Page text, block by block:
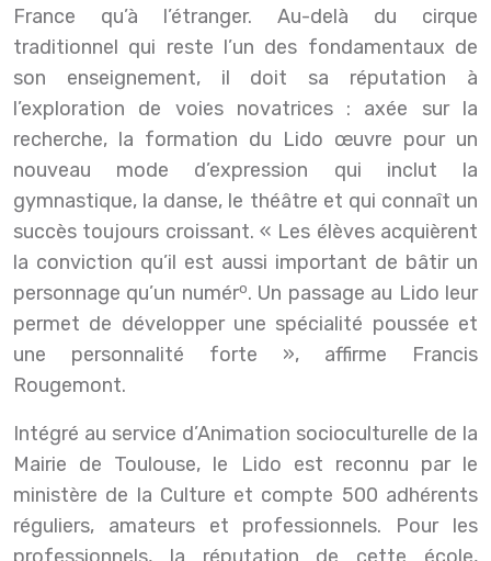
France qu’à l’étranger. Au-delà du cirque
traditionnel qui reste l’un des fondamentaux de
son enseignement, il doit sa réputation à
l’exploration de voies novatrices : axée sur la
recherche, la formation du Lido œuvre pour un
nouveau mode d’expression qui inclut la
gymnastique, la danse, le théâtre et qui connaît un
succès toujours croissant. « Les élèves acquièrent
la conviction qu’il est aussi important de bâtir un
personnage qu’un numéro. Un passage au Lido leur
permet de développer une spécialité poussée et
une personnalité forte », affirme Francis
Rougemont.
Intégré au service d’Animation socioculturelle de la
Mairie de Toulouse, le Lido est reconnu par le
ministère de la Culture et compte 500 adhérents
réguliers, amateurs et professionnels. Pour les